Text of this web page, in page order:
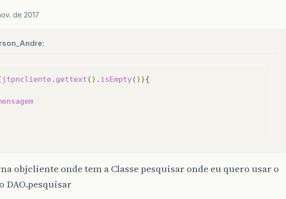
de 2017
jtpncliente . gettext () . isEmpty()) {
objcliente onde tem a Classe pesquisar onde eu quero usar o
DAO.pesquisar